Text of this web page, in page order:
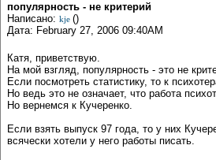
популярность - не критерий
Написано: kje ()
Дата: February 27, 2006 09:40AM
Катя, приветствую.
На мой взгляд, популярность - это не
Если посмотреть статистику, то к
Но ведь это не означает, что работа
Но вернемся к Кучеренко.
Если взять выпуск 97 года, то у них
всячески хотели у него работы писать.